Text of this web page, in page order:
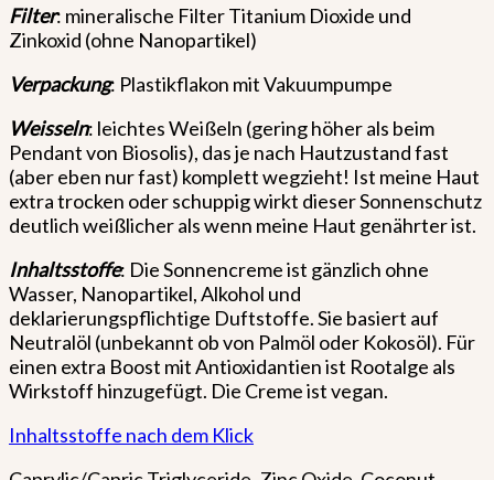
Filter: mineralische Filter Titanium Dioxide und
Zinkoxid (ohne Nanopartikel)
Verpackung: Plastikflakon mit Vakuumpumpe
Weisseln: leichtes Weißeln (gering höher als beim
Pendant von Biosolis), das je nach Hautzustand fast
(aber eben nur fast) komplett wegzieht! Ist meine Haut
extra trocken oder schuppig wirkt dieser Sonnenschutz
deutlich weißlicher als wenn meine Haut genährter ist.
Inhaltsstoffe: Die Sonnencreme ist gänzlich ohne
Wasser, Nanopartikel, Alkohol und
deklarierungspflichtige Duftstoffe. Sie basiert auf
Neutralöl (unbekannt ob von Palmöl oder Kokosöl). Für
einen extra Boost mit Antioxidantien ist Rootalge als
Wirkstoff hinzugefügt. Die Creme ist vegan.
Inhaltsstoffe nach dem Klick